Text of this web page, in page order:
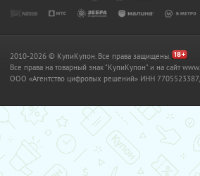
2010-2026 © КупиКупон. Все права защищены.
Все права на товарный знак "КупиКупон" и на сайт
OOO «Агентство цифровых решений» ИНН